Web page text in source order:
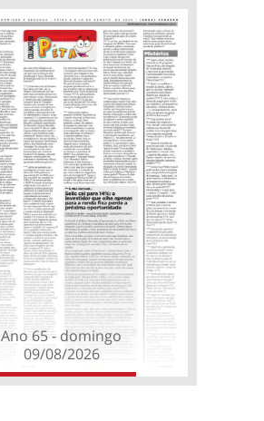
Ano 65 - domingo
09/08/2026